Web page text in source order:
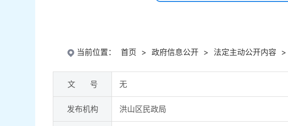
当前位置： 首页 > 政府信息公开 > 法定主动公开内容 >
文 号 无
发布机构 洪山区民政局